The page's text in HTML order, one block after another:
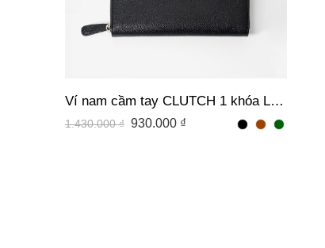
Ví nam cầm tay CLUTCH 1 khóa LAVA CROSS da bò chính hãng Lavatino [CLB01]
1.430.000₫ 930.000 ₫